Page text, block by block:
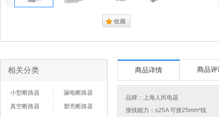
. 收藏
相关分类
小型断路器
漏电断路器
真空断路器
塑壳断路器
商品详情 商品评
品牌： 上海人民电器
接线能力：≤25A 可接25mm²线